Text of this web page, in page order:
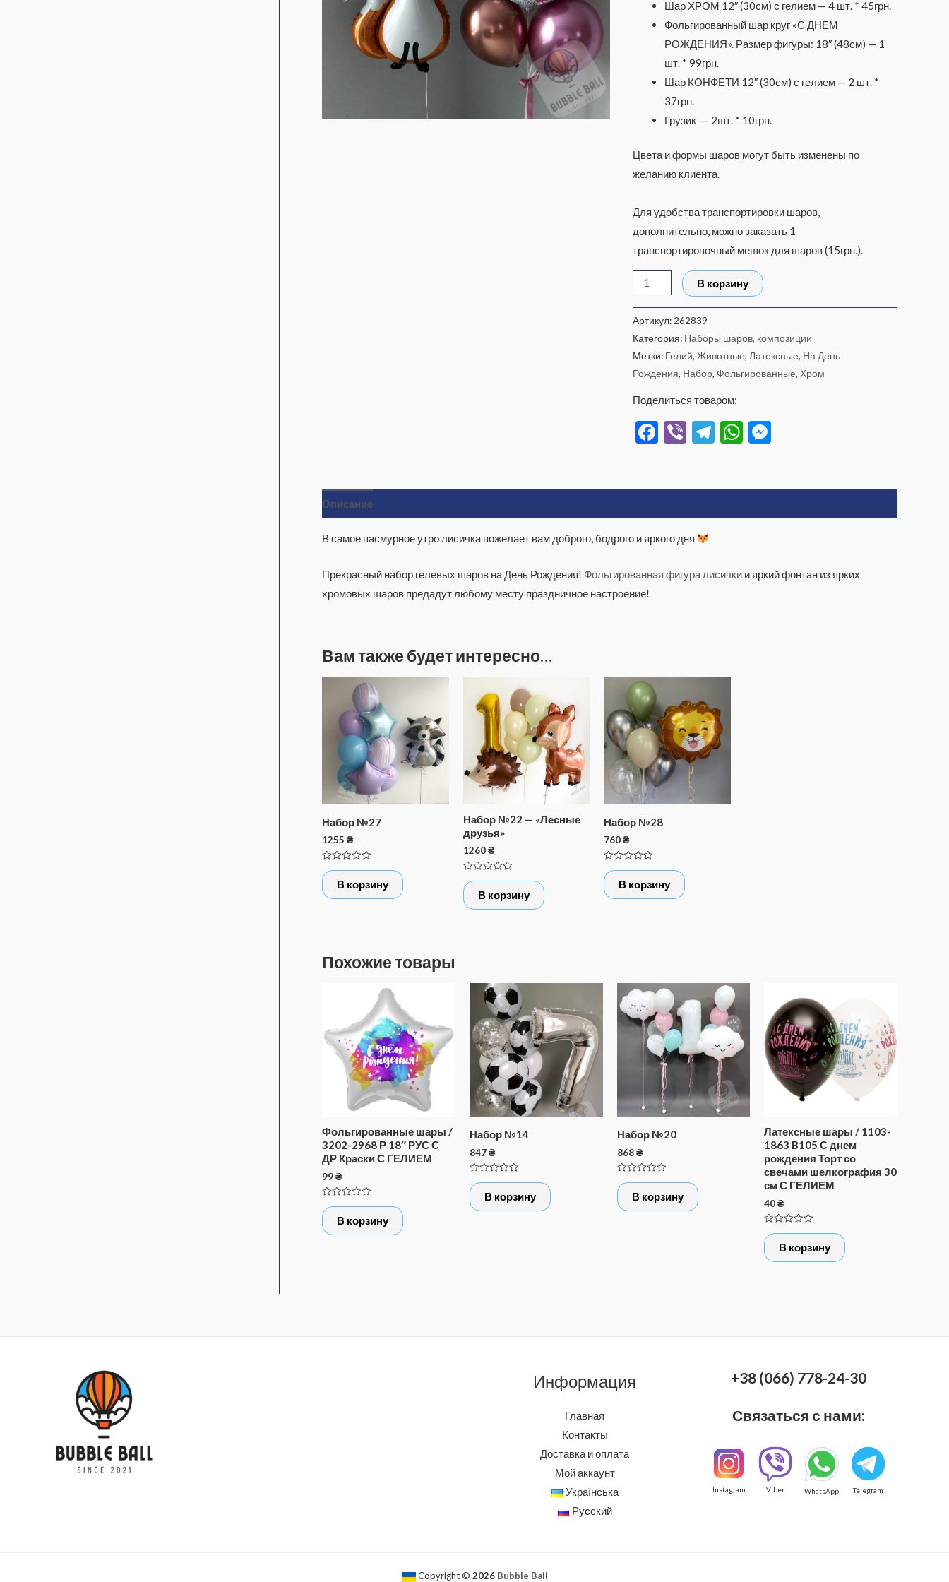
Шар ХРОМ 12″ (30см) с гелием — 4 шт. * 45грн.
Фольгированный шар круг «С ДНЕМ
РОЖДЕНИЯ». Размер фигуры: 18″ (48см) — 1
шт. * 99грн.
Шар КОНФЕТИ 12″ (30см) с гелием — 2 шт. *
37грн.
Грузик — 2шт. * 10грн.
Цвета и формы шаров могут быть изменены по
желанию клиента.
Для удобства транспортировки шаров,
дополнительно, можно заказать 1
транспортировочный мешок для шаров (15грн.).
В корзину
Артикул:262839
Категория: Наборы шаров, композиции
Метки: Гелий,Животные,Латексные, На День
Рождения, Набор,Фольгированные,Хром
Поделиться товаром:
Facebook
ViberTelegram
WhatsApp
Описание
В самое пасмурное утро лисичка пожелает вам доброго, бодрого и яркого дня
Прекрасный набор гелевых шаров на День Рождения! Фольгированная фигура лисички и яркий фонтан из ярких
хромовых шаров предадут любому месту праздничное настроение!
Вам также будет интересно…
Набор №27
1255 ₴
Оценка
0
5
В корзину
Набор №22 — «Лесные
друзья»
1260₴
Оценка
0
5
В корзину
Набор №28
760₴
Оценка
0
5
В корзину
Похожие товары
Фольгированные шары /
3202-2968 Р 18″ РУС С
ДР Краски С ГЕЛИЕМ
99₴
Оценка
0
5
В корзину
Набор №14
847₴
Оценка
0
5
В корзину
Набор №20
868₴
Оценка
0
5
В корзину
Латексные шары / 1103-
1863 B105 С днем
рождения Торт со
свечами шелкография 30
см С ГЕЛИЕМ
40₴
Оценка
0
5
В корзину
Информация
Главная
Контакты
Доставка и оплата
Мой аккаунт
Українська
Русский
+38 (066) 778-24-30
Связаться с нами:
Instagram Viber WhatsApp Telegram
Copyright © 2026 Bubble Ball